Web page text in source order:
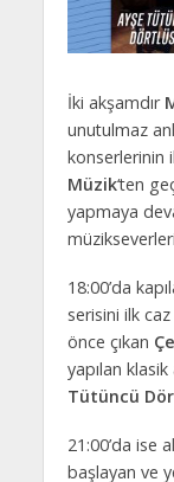
İki akşamdır
unutulmaz
konserlerinin
Müzik‘ten
yapmaya
18:00’da
serisini ilk
önce çıkan
yapılan
Tütüncü
21:00’da ise
başlayan ve